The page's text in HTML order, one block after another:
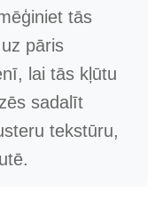
tās
pāris
lai tās kļūtu
sadalīt
tekstūru,